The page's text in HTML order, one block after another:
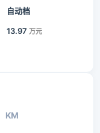
自动档
13.97 万元
KM